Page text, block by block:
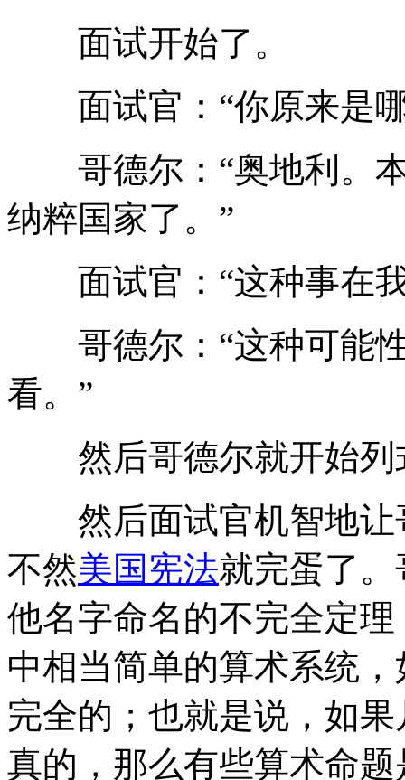
面试开始了。
面试官：“你原来是哪
哥德尔：“奥地利。本
纳粹国家了。”
面试官：“这种事在我
哥德尔：“这种可能性
看。”
然后哥德尔就开始列
然后面试官机智地让
不然美国宪法就完蛋了
他名字命名的不完全定
中相当简单的算术系统
完全的；也就是说，如
真的，那么有些算术命